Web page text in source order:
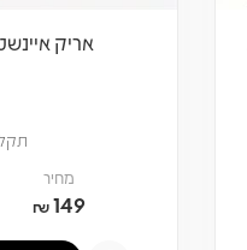
אריק
מחיר
149
₪